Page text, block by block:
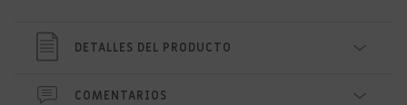
DETALLES DEL PRODUCTO
COMENTARIOS